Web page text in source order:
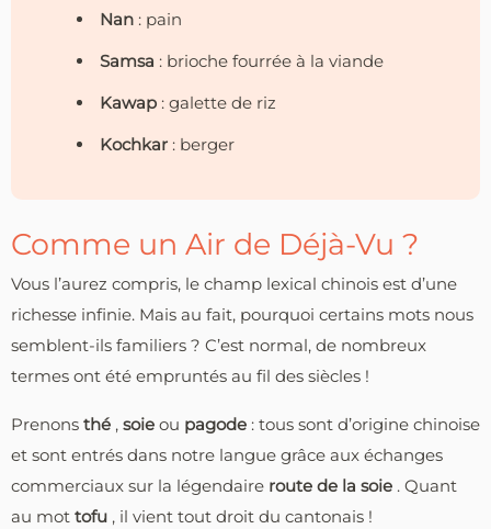
Nan : pain
Samsa : brioche fourrée à la viande
Kawap : galette de riz
Kochkar : berger
Comme un Air de Déjà-Vu ?
Vous l’aurez compris, le champ lexical chinois est d’une
richesse infinie. Mais au fait, pourquoi certains mots nous
semblent-ils familiers ? C’est normal, de nombreux
termes ont été empruntés au fil des siècles !
Prenons thé , soie ou pagode : tous sont d’origine chinoise
et sont entrés dans notre langue grâce aux échanges
commerciaux sur la légendaire route de la soie . Quant
au mot tofu , il vient tout droit du cantonais !